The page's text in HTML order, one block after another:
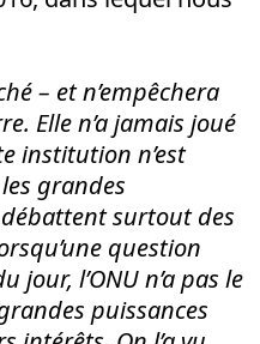
– et n’empêchera
Elle n’a jamais joué
institution n’est
grandes
surtout des
question
jour, l’ONU n’a pas le
puissances